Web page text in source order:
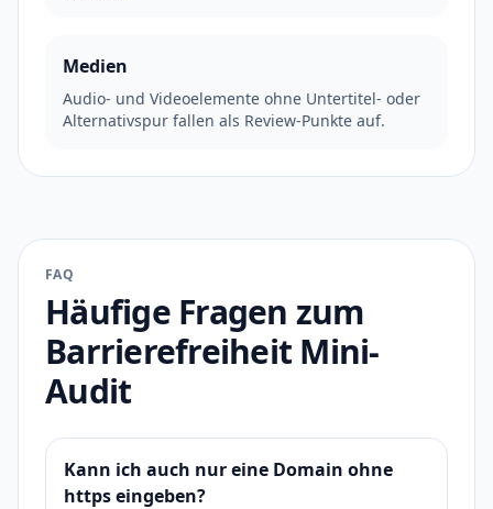
Medien
Audio- und Videoelemente ohne Untertitel- oder
Alternativspur fallen als Review-Punkte auf.
FAQ
Häufige Fragen zum
Barrierefreiheit Mini-
Audit
Kann ich auch nur eine Domain ohne
https eingeben?